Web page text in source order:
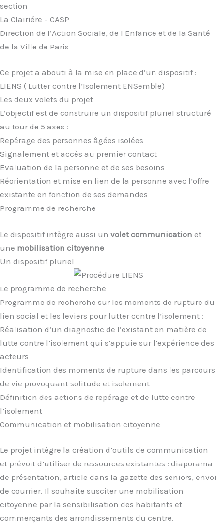
section
La Clairiére – CASP
Direction de l’Action Sociale, de l’Enfance et de la Santé
de la Ville de Paris
Ce projet a abouti à la mise en place d’un dispositif :
LIENS ( Lutter contre l’Isolement ENSemble)
Les deux volets du projet
L’objectif est de construire un dispositif pluriel structuré
au tour de 5 axes :
Repérage des personnes âgées isolées
Signalement et accès au premier contact
Evaluation de la personne et de ses besoins
Réorientation et mise en lien de la personne avec l’offre
existante en fonction de ses demandes
Programme de recherche
Le dispositif intègre aussi un volet communication et
une mobilisation citoyenne
Un dispositif pluriel
Le programme de recherche
Programme de recherche sur les moments de rupture du
lien social et les leviers pour lutter contre l’isolement :
Réalisation d’un diagnostic de l’existant en matière de
lutte contre l’isolement qui s’appuie sur l’expérience des
acteurs
Identification des moments de rupture dans les parcours
de vie provoquant solitude et isolement
Définition des actions de repérage et de lutte contre
l’isolement
Communication et mobilisation citoyenne
Le projet intègre la création d’outils de communication
et prévoit d’utiliser de ressources existantes : diaporama
de présentation, article dans la gazette des seniors, envoi
de courrier. Il souhaite susciter une mobilisation
citoyenne par la sensibilisation des habitants et
commerçants des arrondissements du centre.